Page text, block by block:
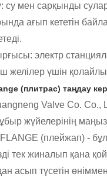
су мен сарқынды
ағып кететін
электр
желілер үшін
(плитрас) таңдау
Valve Co. Co.,
жүйелерінің
FLANGE (плейжап) - бұл
тек жиналып қана
асып түсетін